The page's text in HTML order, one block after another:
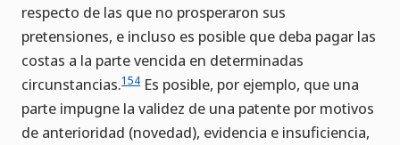
respecto de las que no prosperaron sus
pretensiones, e incluso es posible que deba pagar las
costas a la parte vencida en determinadas
circunstancias.154 Es posible, por ejemplo, que una
parte impugne la validez de una patente por motivos
de anterioridad (novedad), evidencia e insuficiencia,